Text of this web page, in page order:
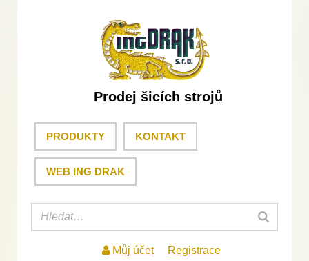
Prodej šicích strojů
PRODUKTY KONTAKT
WEB ING DRAK
Můj účet Registrace